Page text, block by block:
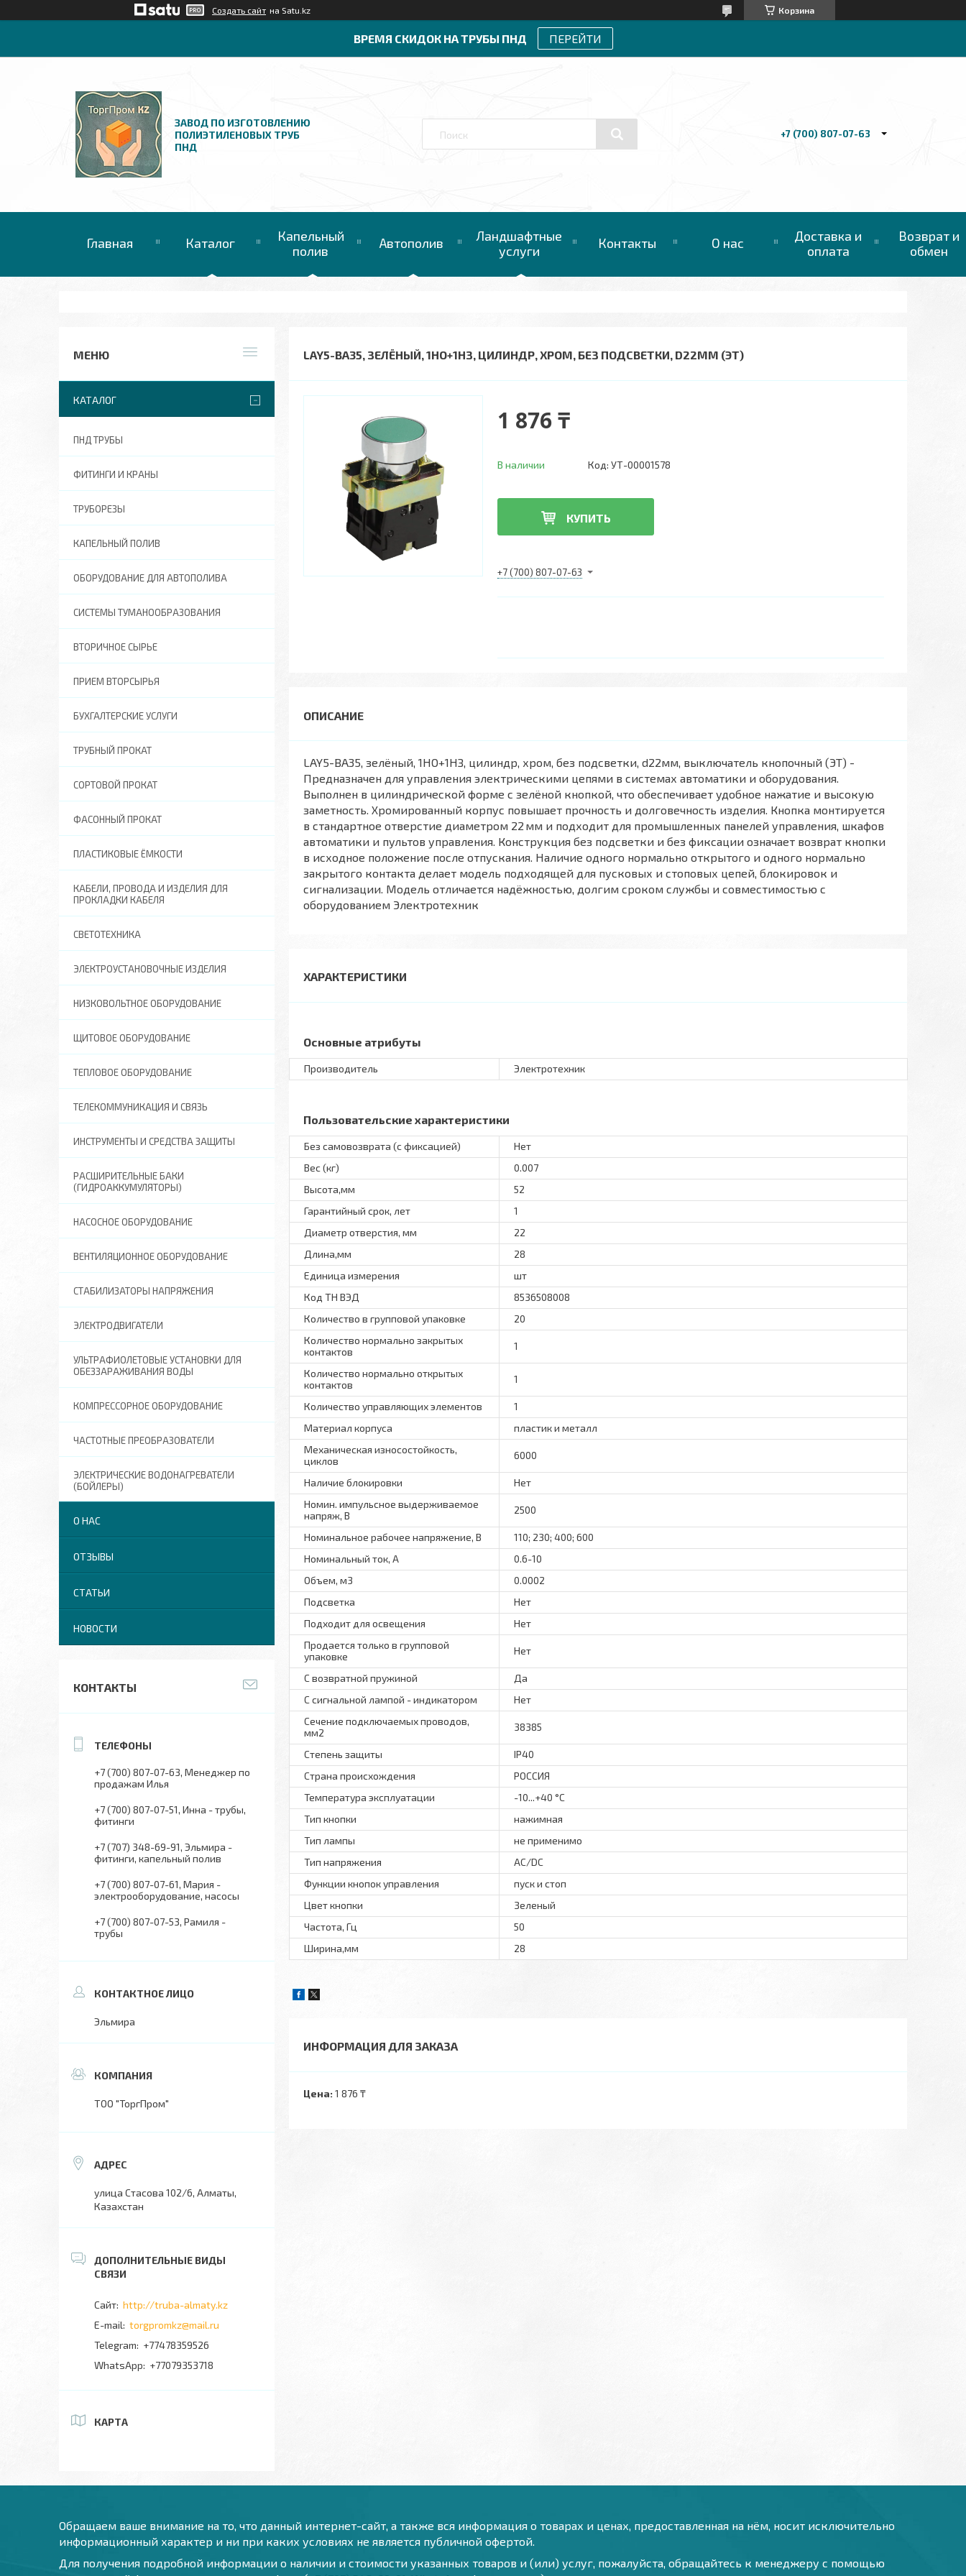
Создать сайт на Satu.kz Корзина
ВРЕМЯ СКИДОК НА ТРУБЫ ПНД ПЕРЕЙТИ
ЗАВОД ПО ИЗГОТОВЛЕНИЮ
ПОЛИЭТИЛЕНОВЫХ ТРУБ
ПНД
+7 (700) 807-07-63
Главная Каталог
Капельный
полив
Автополив
Ландшафтные
услуги
Контакты О нас
Доставка и
оплата
Возврат и
обмен
LAY5-BA35, ЗЕЛЁНЫЙ, 1НО+1НЗ, ЦИЛИНДР, ХРОМ, БЕЗ ПОДСВЕТКИ, D22ММ (ЭТ)
1 876 ₸
В наличии Код: УТ-00001578
КУПИТЬ
+7 (700) 807-07-63
LAY5-ВА35, зелёный, 1НО+1НЗ, цилиндр, хром, без подсветки, d22мм, выключатель кнопочный (ЭТ) -
Предназначен для управления электрическими цепями в системах автоматики и оборудования.
Выполнен в цилиндрической форме с зелёной кнопкой, что обеспечивает удобное нажатие и высокую
заметность. Хромированный корпус повышает прочность и долговечность изделия. Кнопка монтируется
в стандартное отверстие диаметром 22 мм и подходит для промышленных панелей управления, шкафов
автоматики и пультов управления. Конструкция без подсветки и без фиксации означает возврат кнопки
в исходное положение после отпускания. Наличие одного нормально открытого и одного нормально
закрытого контакта делает модель подходящей для пусковых и стоповых цепей, блокировок и
сигнализации. Модель отличается надёжностью, долгим сроком службы и совместимостью с
оборудованием Электротехник
ХАРАКТЕРИСТИКИ
Основные атрибуты
Производитель Электротехник
Пользовательские характеристики
Без самовозврата (с фиксацией)
Нет
Вес (кг)
0.007
Высота,мм
52
Гарантийный срок, лет
1
Диаметр отверстия, мм
22
Длина,мм
28
Единица измерения
шт
Код ТН ВЭД
8536508008
Количество в групповой упаковке
20
Количество нормально закрытых
контактов
1
Количество нормально открытых
контактов
1
Количество управляющих элементов
1
Материал корпуса
пластик и металл
Механическая износостойкость,
циклов
6000
Наличие блокировки
Нет
Номин. импульсное выдерживаемое
напряж, В
2500
Номинальное рабочее напряжение, В
110; 230; 400; 600
Номинальный ток, А
0.6-10
Объем, м3
0.0002
Подсветка
Нет
Подходит для освещения
Нет
Продается только в групповой
упаковке
Нет
С возвратной пружиной
Да
С сигнальной лампой - индикатором
Нет
Сечение подключаемых проводов,
мм2
38385
Степень защиты
IP40
Страна происхождения
РОССИЯ
Температура эксплуатации
-10...+40 °C
Тип кнопки
нажимная
Тип лампы
не применимо
Тип напряжения
AC/DC
Функции кнопок управления
пуск и стоп
Цвет кнопки
Зеленый
Частота, Гц
50
Ширина,мм
28
ИНФОРМАЦИЯ ДЛЯ ЗАКАЗА
Цена: 1 876 ₸
КАТАЛОГ
ПНД ТРУБЫ
ФИТИНГИ И КРАНЫ
ТРУБОРЕЗЫ
КАПЕЛЬНЫЙ ПОЛИВ
ОБОРУДОВАНИЕ ДЛЯ АВТОПОЛИВА
СИСТЕМЫ ТУМАНООБРАЗОВАНИЯ
ВТОРИЧНОЕ СЫРЬЕ
ПРИЕМ ВТОРСЫРЬЯ
БУХГАЛТЕРСКИЕ УСЛУГИ
ТРУБНЫЙ ПРОКАТ
СОРТОВОЙ ПРОКАТ
ФАСОННЫЙ ПРОКАТ
ПЛАСТИКОВЫЕ ЁМКОСТИ
КАБЕЛИ, ПРОВОДА И ИЗДЕЛИЯ ДЛЯ
ПРОКЛАДКИ КАБЕЛЯ
СВЕТОТЕХНИКА
ЭЛЕКТРОУСТАНОВОЧНЫЕ ИЗДЕЛИЯ
НИЗКОВОЛЬТНОЕ ОБОРУДОВАНИЕ
ЩИТОВОЕ ОБОРУДОВАНИЕ
ТЕПЛОВОЕ ОБОРУДОВАНИЕ
ТЕЛЕКОММУНИКАЦИЯ И СВЯЗЬ
ИНСТРУМЕНТЫ И СРЕДСТВА ЗАЩИТЫ
РАСШИРИТЕЛЬНЫЕ БАКИ
(ГИДРОАККУМУЛЯТОРЫ)
НАСОСНОЕ ОБОРУДОВАНИЕ
ВЕНТИЛЯЦИОННОЕ ОБОРУДОВАНИЕ
СТАБИЛИЗАТОРЫ НАПРЯЖЕНИЯ
ЭЛЕКТРОДВИГАТЕЛИ
УЛЬТРАФИОЛЕТОВЫЕ УСТАНОВКИ ДЛЯ
ОБЕЗЗАРАЖИВАНИЯ ВОДЫ
КОМПРЕССОРНОЕ ОБОРУДОВАНИЕ
ЧАСТОТНЫЕ ПРЕОБРАЗОВАТЕЛИ
ЭЛЕКТРИЧЕСКИЕ ВОДОНАГРЕВАТЕЛИ
(БОЙЛЕРЫ)
О НАС
ОТЗЫВЫ
СТАТЬИ
НОВОСТИ
КОНТАКТЫ
+7 (700) 807-07-63 Менеджер по
продажам Илья
+7 (700) 807-07-51 Инна - трубы,
фитинги
+7 (707) 348-69-91 Эльмира -
фитинги, капельный полив
+7 (700) 807-07-61 Мария -
электрооборудование, насосы
+7 (700) 807-07-53 Рамиля -
трубы
Эльмира
ТОО "ТоргПром"
улица Стасова 102/6, Алматы,
Казахстан
http://truba-almaty.kz
torgpromkz@mail.ru
+77478359526
+77079353718
КАРТА
Обращаем ваше внимание на то, что данный интернет-сайт, а также вся информация о товарах и ценах, предоставленная на нём, носит исключительно
информационный характер и ни при каких условиях не является публичной офертой.
Для получения подробной информации о наличии и стоимости указанных товаров и (или) услуг, пожалуйста, обращайтесь к менеджеру с помощью